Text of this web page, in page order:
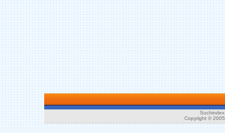
Copyright ©